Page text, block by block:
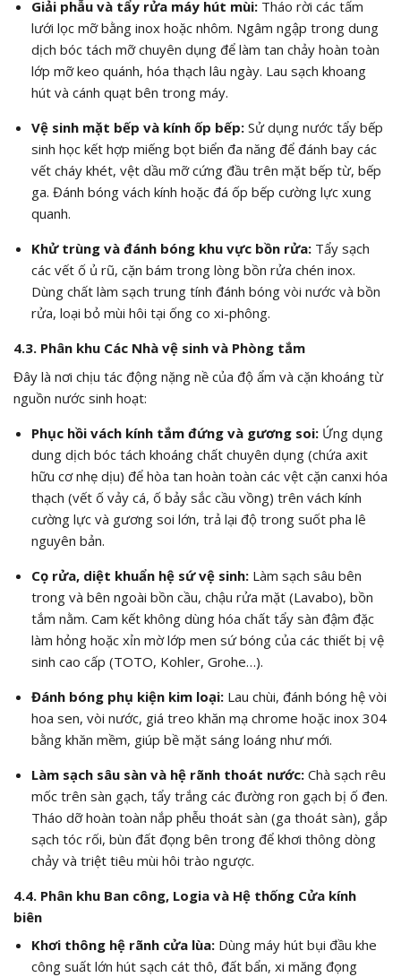
Giải phẫu và tẩy rửa máy hút mùi:Tháo rời các tấm
lưới lọc mỡ bằng inox hoặc nhôm. Ngâm ngập trong dung
dịch bóc tách mỡ chuyên dụng để làm tan chảy hoàn toàn
lớp mỡ keo quánh, hóa thạch lâu ngày. Lau sạch khoang
hút và cánh quạt bên trong máy.
Vệ sinh mặt bếp và kính ốp bếp:Sử dụng nước tẩy bếp
sinh học kết hợp miếng bọt biển đa năng để đánh bay các
vết cháy khét, vệt dầu mỡ cứng đầu trên mặt bếp từ, bếp
ga. Đánh bóng vách kính hoặc đá ốp bếp cường lực xung
quanh.
Khử trùng và đánh bóng khu vực bồn rửa:Tẩy sạch
các vết ố ủ rũ, cặn bám trong lòng bồn rửa chén inox.
Dùng chất làm sạch trung tính đánh bóng vòi nước và bồn
rửa, loại bỏ mùi hôi tại ống co xi-phông.
4.3. Phân khu Các Nhà vệ sinh và Phòng tắm
Đây là nơi chịu tác động nặng nề của độ ẩm và cặn khoáng từ
nguồn nước sinh hoạt:
Phục hồi vách kính tắm đứng và gương soi:Ứng dụng
dung dịch bóc tách khoáng chất chuyên dụng (chứa axit
hữu cơ nhẹ dịu) để hòa tan hoàn toàn các vệt cặn canxi hóa
thạch (vết ố vảy cá, ố bảy sắc cầu vồng) trên vách kính
cường lực và gương soi lớn, trả lại độ trong suốt pha lê
nguyên bản.
Cọ rửa, diệt khuẩn hệ sứ vệ sinh:Làm sạch sâu bên
trong và bên ngoài bồn cầu, chậu rửa mặt (Lavabo), bồn
tắm nằm. Cam kết không dùng hóa chất tẩy sàn đậm đặc
làm hỏng hoặc xỉn mờ lớp men sứ bóng của các thiết bị vệ
sinh cao cấp (TOTO, Kohler, Grohe…).
Đánh bóng phụ kiện kim loại:Lau chùi, đánh bóng hệ vòi
hoa sen, vòi nước, giá treo khăn mạ chrome hoặc inox 304
bằng khăn mềm, giúp bề mặt sáng loáng như mới.
Làm sạch sâu sàn và hệ rãnh thoát nước:Chà sạch rêu
mốc trên sàn gạch, tẩy trắng các đường ron gạch bị ố đen.
Tháo dỡ hoàn toàn nắp phễu thoát sàn (ga thoát sàn), gắp
sạch tóc rối, bùn đất đọng bên trong để khơi thông dòng
chảy và triệt tiêu mùi hôi trào ngược.
4.4. Phân khu Ban công, Logia và Hệ thống Cửa kính
biên
Khơi thông hệ rãnh cửa lùa:Dùng máy hút bụi đầu khe
công suất lớn hút sạch cát thô, đất bẩn, xi măng đọng